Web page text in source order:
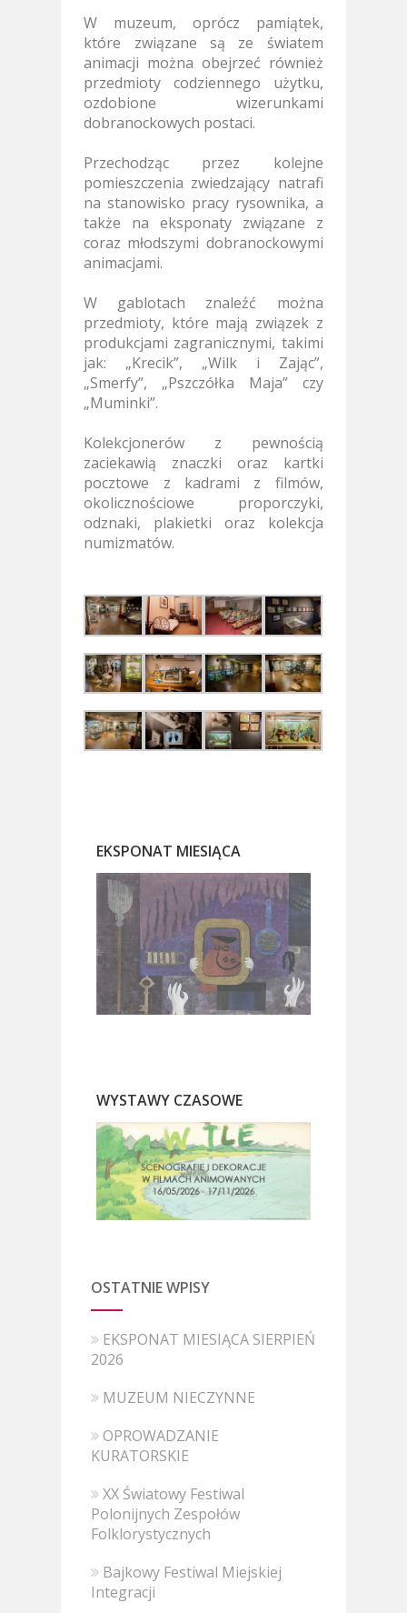
W muzeum, oprócz pamiątek,
które związane są ze światem
animacji można obejrzeć również
przedmioty codziennego użytku,
ozdobione wizerunkami
dobranockowych postaci.
Przechodząc przez kolejne
pomieszczenia zwiedzający natrafi
na stanowisko pracy rysownika, a
także na eksponaty związane z
coraz młodszymi dobranockowymi
animacjami.
W gablotach znaleźć można
przedmioty, które mają związek z
produkcjami zagranicznymi, takimi
jak: „Krecik”, „Wilk i Zając”,
„Smerfy”, „Pszczółka Maja” czy
„Muminki”.
Kolekcjonerów z pewnością
zaciekawią znaczki oraz kartki
pocztowe z kadrami z filmów,
okolicznościowe proporczyki,
odznaki, plakietki oraz kolekcja
numizmatów.
EKSPONAT MIESIĄCA
WYSTAWY CZASOWE
OSTATNIE WPISY
EKSPONAT MIESIĄCA SIERPIEŃ
2026
MUZEUM NIECZYNNE
OPROWADZANIE
KURATORSKIE
XX Światowy Festiwal
Polonijnych Zespołów
Folklorystycznych
Bajkowy Festiwal Miejskiej
Integracji